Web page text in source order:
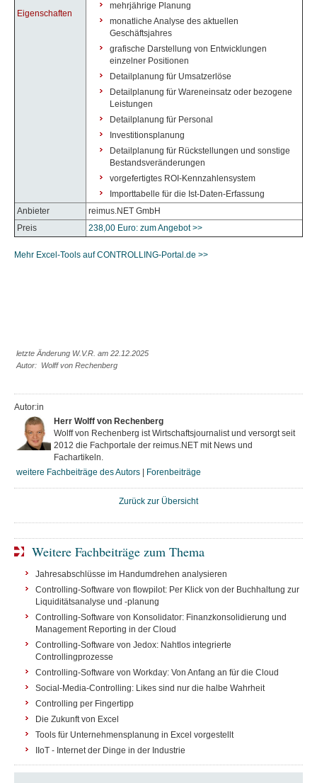
Eigenschaften
mehrjährige Planung
monatliche Analyse des aktuellen
Geschäftsjahres
grafische Darstellung von Entwicklungen
einzelner Positionen
Detailplanung für Umsatzerlöse
Detailplanung für Wareneinsatz oder bezogene
Leistungen
Detailplanung für Personal
Investitionsplanung
Detailplanung für Rückstellungen und sonstige
Bestandsveränderungen
vorgefertigtes ROI-Kennzahlensystem
Importtabelle für die Ist-Daten-Erfassung
Anbieter
reimus.NET GmbH
Preis
238,00 Euro: zum Angebot >>
Mehr Excel-Tools auf CONTROLLING-Portal.de >>
letzte Änderung W.V.R. am 22.12.2025
Autor: Wolff von Rechenberg
Autor:in
Herr Wolff von Rechenberg
Wolff von Rechenberg ist Wirtschaftsjournalist und versorgt seit
2012 die Fachportale der reimus.NET mit News und
Fachartikeln.
weitere Fachbeiträge des Autors
Forenbeiträge
Zurück zur Übersicht
Weitere Fachbeiträge zum Thema
Jahresabschlüsse im Handumdrehen analysieren
Controlling-Software von flowpilot: Per Klick von der Buchhaltung zur
Liquiditätsanalyse und -planung
Controlling-Software von Konsolidator: Finanzkonsolidierung und
Management Reporting in der Cloud
Controlling-Software von Jedox: Nahtlos integrierte
Controllingprozesse
Controlling-Software von Workday: Von Anfang an für die Cloud
Social-Media-Controlling: Likes sind nur die halbe Wahrheit
Controlling per Fingertipp
Die Zukunft von Excel
Tools für Unternehmensplanung in Excel vorgestellt
IIoT - Internet der Dinge in der Industrie